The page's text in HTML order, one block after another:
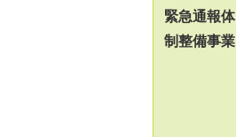
緊急通報体
制整備事業